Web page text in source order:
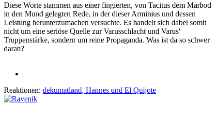
Diese Worte stammen aus einer fingierten, von Tacitus dem Marbod
in den Mund gelegten Rede, in der dieser Arminius und dessen
Leistung herunterzumachen versuchte. Es handelt sich dabei somit
nicht um eine seriöse Quelle zur Varusschlacht und Varus'
Truppenstärke, sondern um reine Propaganda. Was ist da so schwer
daran?
Reaktionen: dekumatland, Hannes und El Quijote